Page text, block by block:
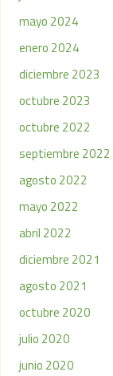
mayo 2024
enero 2024
diciembre 2023
octubre 2023
octubre 2022
septiembre 2022
agosto 2022
mayo 2022
abril 2022
diciembre 2021
agosto 2021
octubre 2020
julio 2020
junio 2020